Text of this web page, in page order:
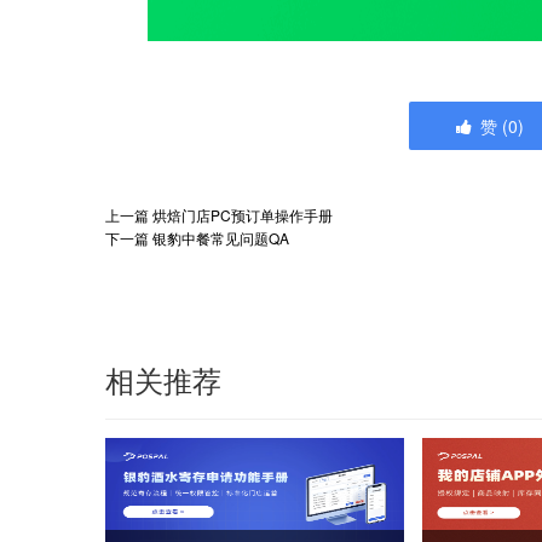
赞 (0)
上一篇烘焙门店PC预订单操作手册
下一篇银豹中餐常见问题QA
相关推荐